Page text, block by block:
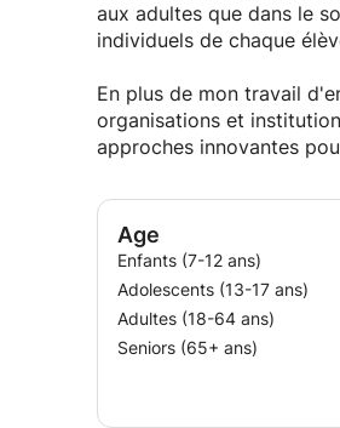
aux adultes que dans le
individuels de chaque
En plus de mon travail
organisations et
approches innovantes
Age
Enfants (7-12 ans)
Adolescents (13-17 ans)
Adultes (18-64 ans)
Seniors (65+ ans)